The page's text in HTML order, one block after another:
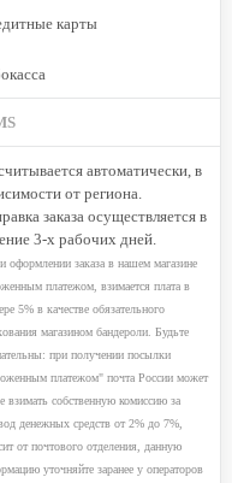
карты
автоматически, в
от региона.
заказа осуществляется в
3-х рабочих дней.
оформлении заказа в нашем магазине
платежом, взимается плата в
5% в качестве обязательного
магазином бандероли. Будьте
при получении посылки
платежом" почта России может
взимать собственную комиссию за
денежных средств от 2% до 7%,
от почтового отделения, данную
уточняйте заранее у операторов